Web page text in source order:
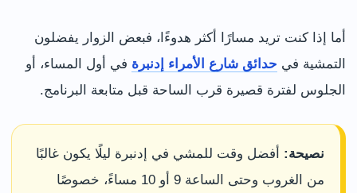
أما إذا كنت تريد مسارًا أكثر هدوءًا، فبعض الزوار يفضلون
التمشية في حدائق شارع الأمراء إدنبرة في أول المساء، أو
الجلوس لفترة قصيرة قرب الساحة قبل متابعة البرنامج.
نصيحة: أفضل وقت للمشي في إدنبرة ليلًا يكون غالبًا
من الغروب وحتى الساعة 9 أو 10 مساءً، خصوصًا